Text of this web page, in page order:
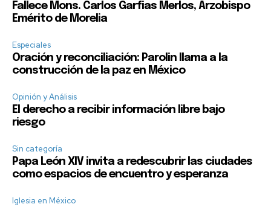
Fallece Mons. Carlos Garfias Merlos, Arzobispo
Emérito de Morelia
Especiales
Oración y reconciliación: Parolin llama a la
construcción de la paz en México
Opinión y Análisis
El derecho a recibir información libre bajo
riesgo
Sin categoría
Papa León XIV invita a redescubrir las ciudades
como espacios de encuentro y esperanza
Iglesia en México